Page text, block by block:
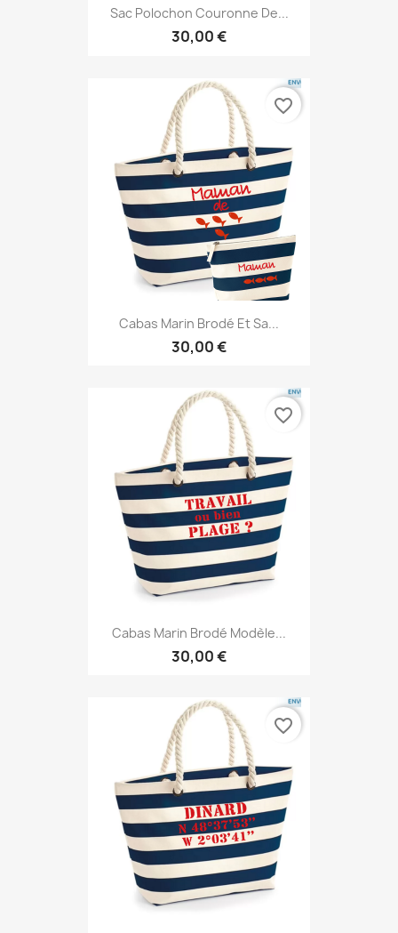
Sac Polochon Couronne De...
30,00 €
Cabas Marin Brodé Et Sa...
30,00 €
favorite_border
Cabas Marin Brodé Modèle...
30,00 €
favorite_border
favorite_border